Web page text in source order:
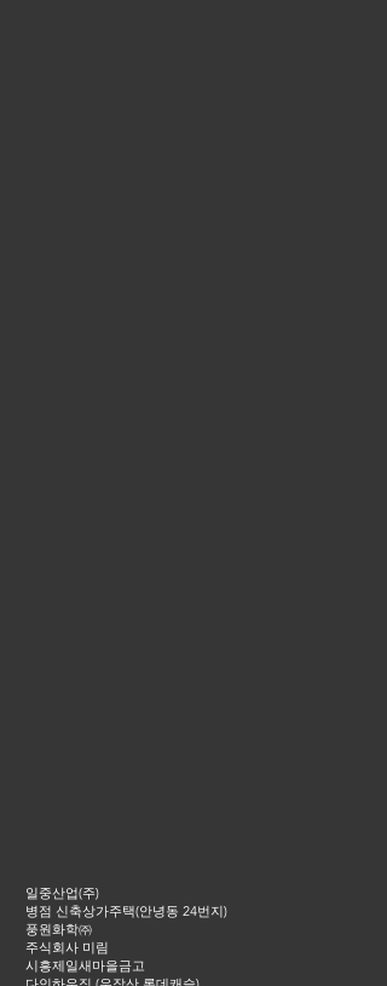
일중산업(주)
병점 신축상가주택(안녕동 24번지)
풍원화학㈜
주식회사 미림
시흥제일새마을금고